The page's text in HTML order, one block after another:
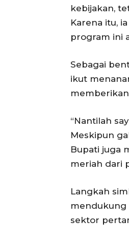
kebijakan,
Karena itu,
program ini
Sebagai
ikut
“Nantilah
Meskipun
Bupati juga
meriah dari
Langkah
mendukung
sektor